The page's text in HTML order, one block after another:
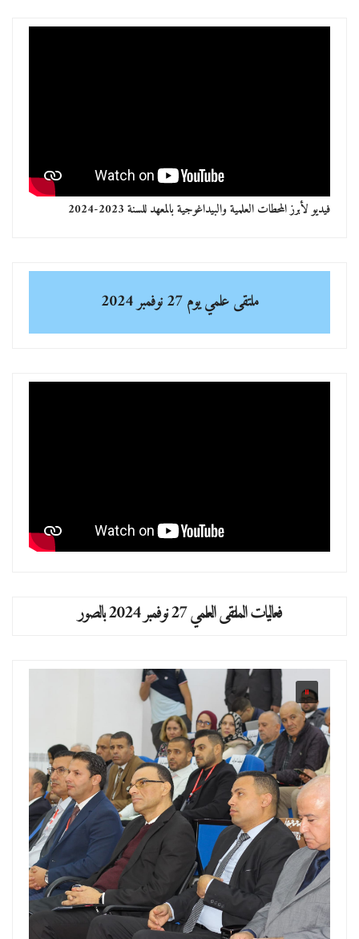
فيديو لأبرز المحطات العلمية والبيداغوجية بالمعهد للسنة 2023-2024
ملتقى علمييوم 27 نوفمبر 2024
فعاليات الملتقى العلمي 27 نوفمبر 2024 بالصور